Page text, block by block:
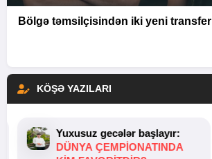
Bölgə təmsilçisindən iki yeni transfer
KÖŞƏ YAZILARI
Yuxusuz gecələr başlayır:
DÜNYA ÇEMPIONATINDA